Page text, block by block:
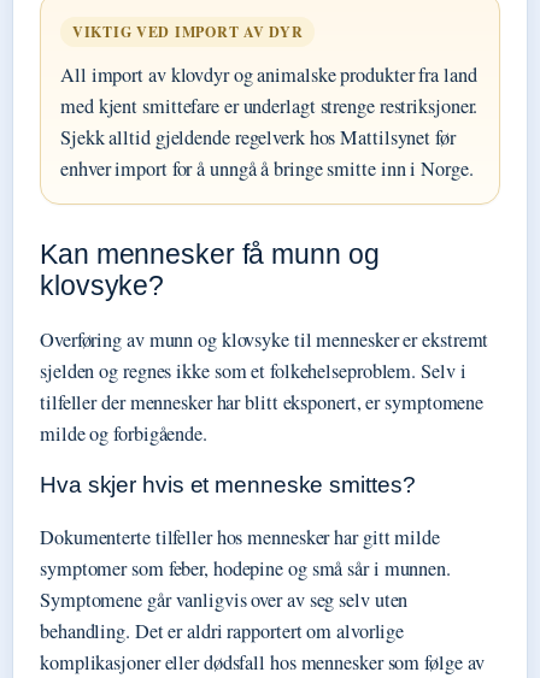
VIKTIG VED IMPORT AV DYR
All import av klovdyr og animalske produkter fra land
med kjent smittefare er underlagt strenge restriksjoner.
Sjekk alltid gjeldende regelverk hos Mattilsynet før
enhver import for å unngå å bringe smitte inn i Norge.
Kan mennesker få munn og
klovsyke?
Overføring av munn og klovsyke til mennesker er ekstremt
sjelden og regnes ikke som et folkehelseproblem. Selv i
tilfeller der mennesker har blitt eksponert, er symptomene
milde og forbigående.
Hva skjer hvis et menneske smittes?
Dokumenterte tilfeller hos mennesker har gitt milde
symptomer som feber, hodepine og små sår i munnen.
Symptomene går vanligvis over av seg selv uten
behandling. Det er aldri rapportert om alvorlige
komplikasjoner eller dødsfall hos mennesker som følge av